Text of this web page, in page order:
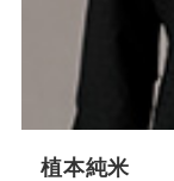
植本純米